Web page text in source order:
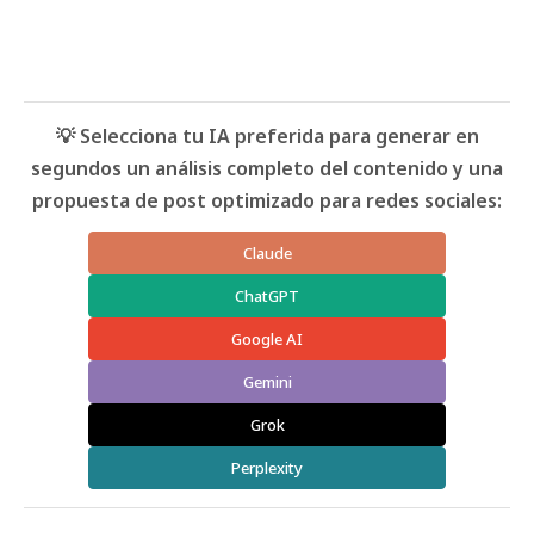
💡 Selecciona tu IA preferida para generar en
segundos un análisis completo del contenido y una
propuesta de post optimizado para redes sociales:
Claude
ChatGPT
Google AI
Gemini
Grok
Perplexity